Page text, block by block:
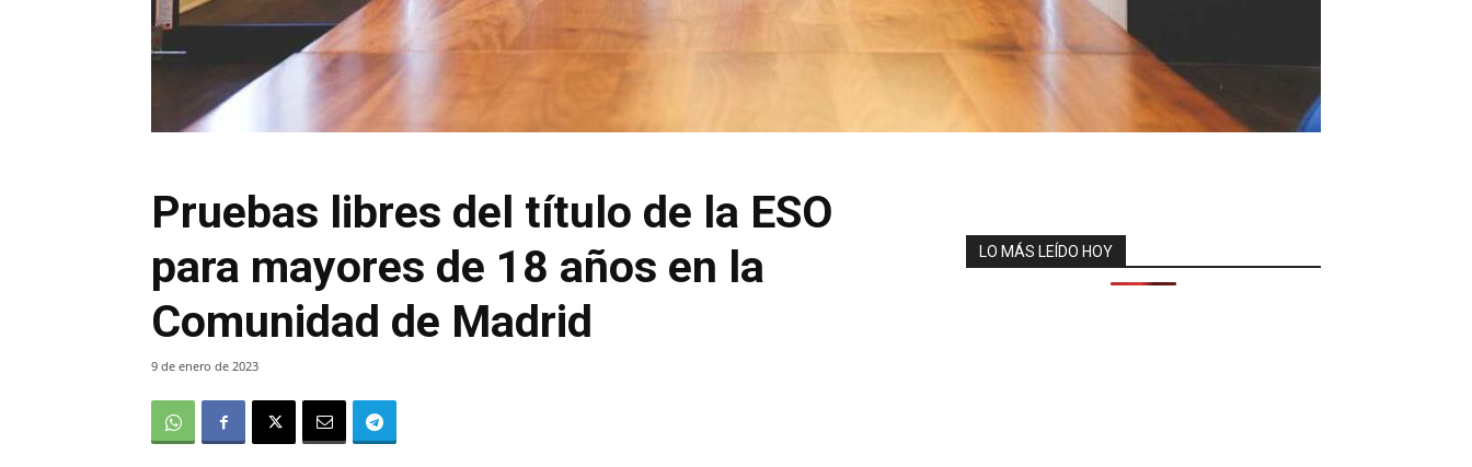
Pruebas libres del título de la ESO
para mayores de 18 años en la
Comunidad de Madrid
9 de enero de 2023
LO MÁS LEÍDO HOY